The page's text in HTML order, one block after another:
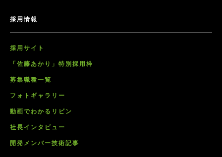
採用情報
採用サイト
「佐藤あかり」特別採用枠
募集職種一覧
フォトギャラリー
動画でわかるリビン
社長インタビュー
開発メンバー技術記事